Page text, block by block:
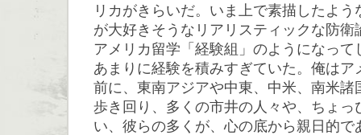
リカがきらいだ。いま上で素描したよ
が大好きそうなリアリスティックな防衛
アメリカ留学「経験組」のようになって
あまりに経験を積みすぎていた。俺はア
前に、東南アジアや中東、中米、南米諸
歩き回り、多くの市井の人々や、ちょっ
い、彼らの多くが、心の底から親日的で